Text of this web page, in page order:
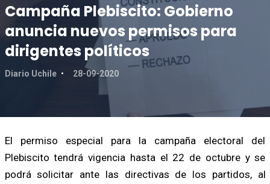
Campaña Plebiscito: Gobierno
anuncia nuevos permisos para
dirigentes políticos
Diario Uchile 28-09-2020
El permiso especial para la campaña electoral del
Plebiscito tendrá vigencia hasta el 22 de octubre y se
podrá solicitar ante las directivas de los partidos, al